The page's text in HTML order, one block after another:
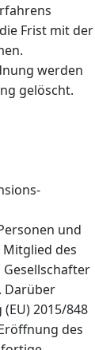
Frist mit der
werden
gelöscht.
und
des
Darüber
2015/848
des